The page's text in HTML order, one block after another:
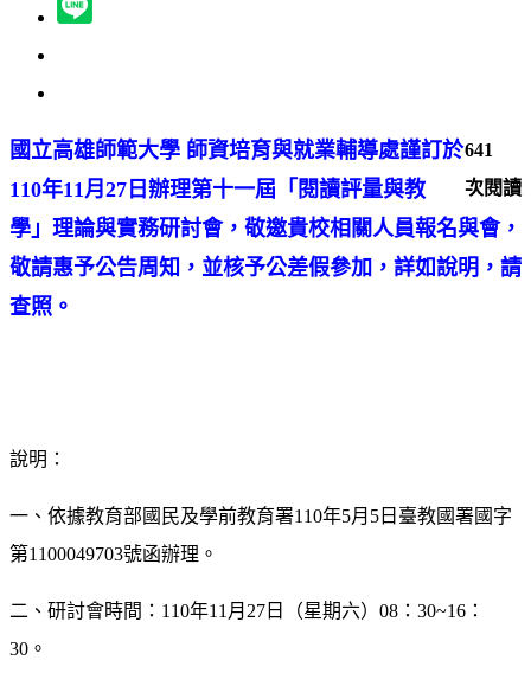
641
次閱讀
國立高雄師範大學 師資培育與就業輔導處謹訂於
110年11月27日辦理第十一屆「閱讀評量與教
學」理論與實務研討會，敬邀貴校相關人員報名與會，
敬請惠予公告周知，並核予公差假參加，詳如說明，請
查照。
說明：
一、依據教育部國民及學前教育署110年5月5日臺教國署國字
第1100049703號函辦理。
二、研討會時間：110年11月27日（星期六）08：30~16：
30。